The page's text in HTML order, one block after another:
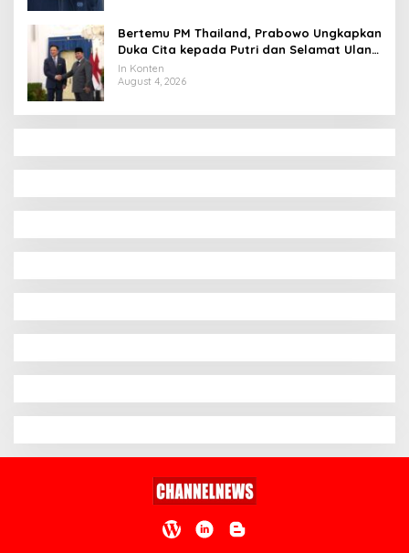
Bertemu PM Thailand, Prabowo Ungkapkan
Duka Cita kepada Putri dan Selamat Ulang
Tahun ke Raja Thailand
In Konten
August 4, 2026